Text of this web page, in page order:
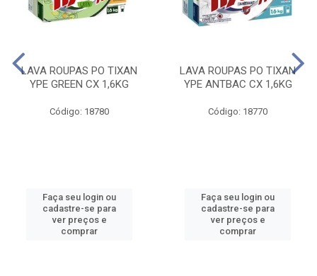
LAVA ROUPAS PO TIXAN
YPE GREEN CX 1,6KG
Código: 18780
Faça seu login ou
cadastre-se para
ver preços e
comprar
LAVA ROUPAS PO TIXAN
YPE ANTBAC CX 1,6KG
Código: 18770
Faça seu login ou
cadastre-se para
ver preços e
comprar